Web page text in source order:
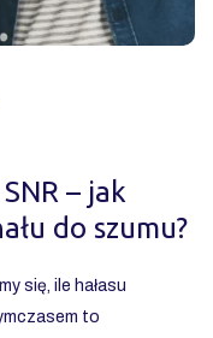
– jak
do szumu?
się, ile hałasu
to